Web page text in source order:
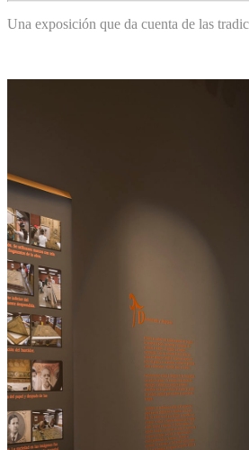
Una exposición que da cuenta de las